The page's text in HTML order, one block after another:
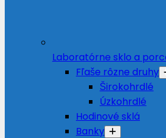
Laboratórne sklo a
Fľaše rôzne druhy
Širokohrdlé
Úzkohrdlé
Hodinové sklá
Banky